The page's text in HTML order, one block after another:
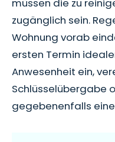
zugänglich sein.
Wohnung vorab
ersten Termin
Anwesenheit ein,
Schlüsselübergabe
gegebenenfalls